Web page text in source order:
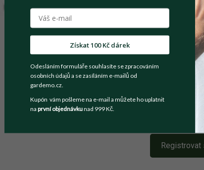
Přečetl(a)
Souhlasím
Více
Registrovat
Získat 100 Kč dárek
Odesláním formuláře souhlasíte se zpracováním
osobních údajů a se zasíláním e-mailů od
gardemo.cz.
Kupón vám pošleme na e-mail a můžete ho uplatnit
na první objednávkunad 999 Kč.